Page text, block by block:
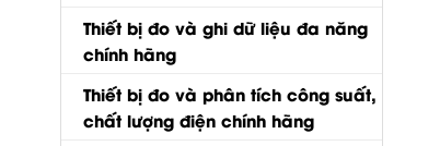
Thiết bị đo và ghi dữ liệu đa năng
chính hãng
Thiết bị đo và phân tích công suất,
chất lượng điện chính hãng